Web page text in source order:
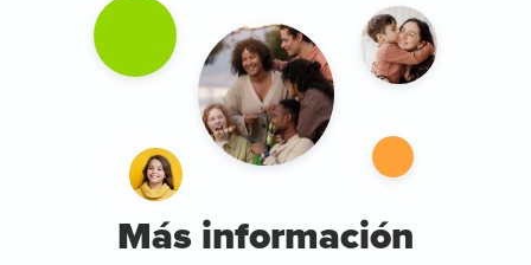
Más información